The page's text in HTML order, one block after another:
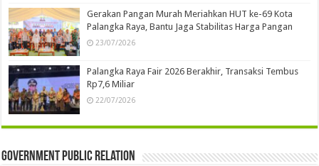
Gerakan Pangan Murah Meriahkan HUT ke-69 Kota
Palangka Raya, Bantu Jaga Stabilitas Harga Pangan
23/07/2026
Palangka Raya Fair 2026 Berakhir, Transaksi Tembus
Rp7,6 Miliar
22/07/2026
Government Public Relation